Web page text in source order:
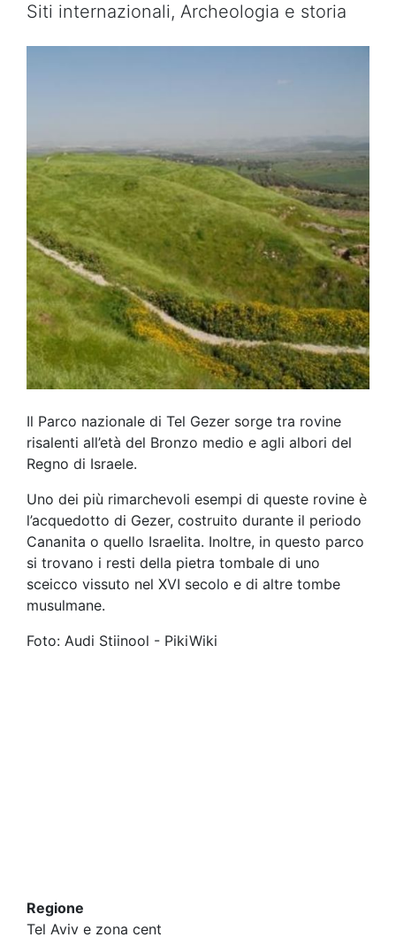
Siti internazionali, Archeologia e storia
Il Parco nazionale di Tel Gezer sorge tra rovine
risalenti all’età del Bronzo medio e agli albori del
Regno di Israele.
Uno dei più rimarchevoli esempi di queste rovine è
l’acquedotto di Gezer, costruito durante il periodo
Cananita o quello Israelita. Inoltre, in questo parco
si trovano i resti della pietra tombale di uno
sceicco vissuto nel XVI secolo e di altre tombe
musulmane.
Foto: Audi Stiinool - PikiWiki
Regione
Tel Aviv e zona cent